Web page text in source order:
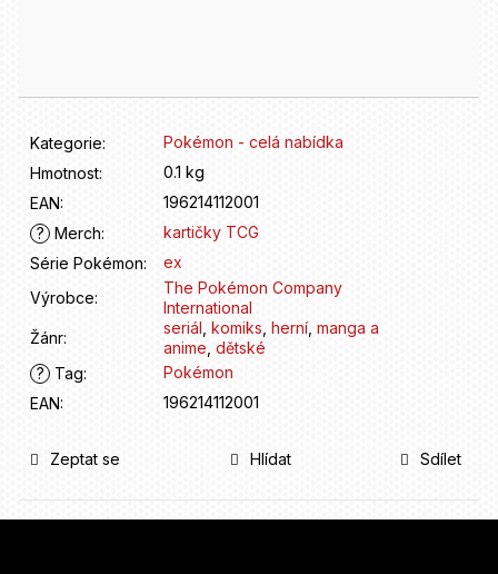
Kategorie:
Pokémon - celá nabídka
Hmotnost:
0.1 kg
EAN:
196214112001
? Merch:
kartičky TCG
Série Pokémon:
ex
Výrobce:
The Pokémon Company
International
Žánr:
seriál, komiks, herní, manga a
anime, dětské
?
Tag:
Pokémon
EAN: 196214112001
Zeptat se Hlídat Sdílet
m
e